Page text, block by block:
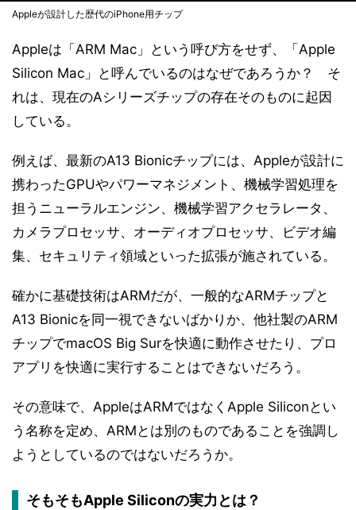
Appleが設計した歴代のiPhone用チップ
Appleは「ARM Mac」という呼び方をせず、「Apple
Silicon Mac」と呼んでいるのはなぜであろうか？ そ
れは、現在のAシリーズチップの存在そのものに起因
している。
例えば、最新のA13 Bionicチップには、Appleが設計に
携わったGPUやパワーマネジメント、機械学習処理を
担うニューラルエンジン、機械学習アクセラレータ、
カメラプロセッサ、オーディオプロセッサ、ビデオ編
集、セキュリティ領域といった拡張が施されている。
確かに基礎技術はARMだが、一般的なARMチップと
A13 Bionicを同一視できないばかりか、他社製のARM
チップでmacOS Big Surを快適に動作させたり、プロ
アプリを快適に実行することはできないだろう。
その意味で、AppleはARMではなくApple Siliconとい
う名称を定め、ARMとは別のものであることを強調し
ようとしているのではないだろうか。
そもそもApple Siliconの実力とは？